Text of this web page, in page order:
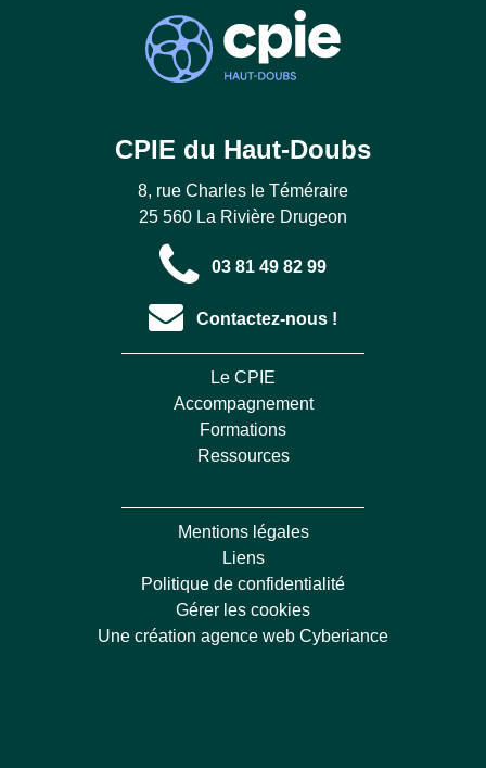
CPIE du Haut-Doubs
8, rue Charles le Téméraire
25 560 La Rivière Drugeon
03 81 49 82 99
Contactez-nous !
Le CPIE
Accompagnement
Formations
Ressources
Mentions légales
Liens
Politique de confidentialité
Gérer les cookies
Une création agence web Cyberiance